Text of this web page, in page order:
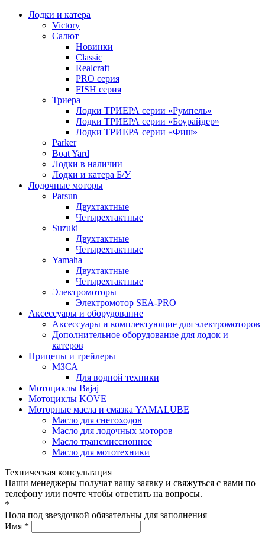
Лодки и катера
Victory
Салют
Новинки
Classic
Realcraft
PRO серия
FISH серия
Триера
Лодки ТРИЕРА серии «Румпель»
Лодки ТРИЕРА серии «Боурайдер»
Лодки ТРИЕРА серии «Фиш»
Parker
Boat Yard
Лодки в наличии
Лодки и катера Б/У
Лодочные моторы
Parsun
Двухтактные
Четырехтактные
Suzuki
Двухтактные
Четырехтактные
Yamaha
Двухтактные
Четырехтактные
Электромоторы
Электромотор SEA-PRO
Аксессуары и оборудование
Аксессуары и комплектующие для электромоторов
Дополнительное оборудование для лодок и
катеров
Прицепы и трейлеры
МЗСА
Для водной техники
Мотоциклы Bajaj
Мотоциклы KOVE
Моторные масла и смазка YAMALUBE
Масло для снегоходов
Масло для лодочных моторов
Масло трансмиссионное
Масло для мототехники
Техническая консультация
Наши менеджеры получат вашу заявку и свяжуться с вами по
телефону или почте чтобы ответить на вопросы.
*
Поля под звездочкой обязательны для заполнения
Имя *